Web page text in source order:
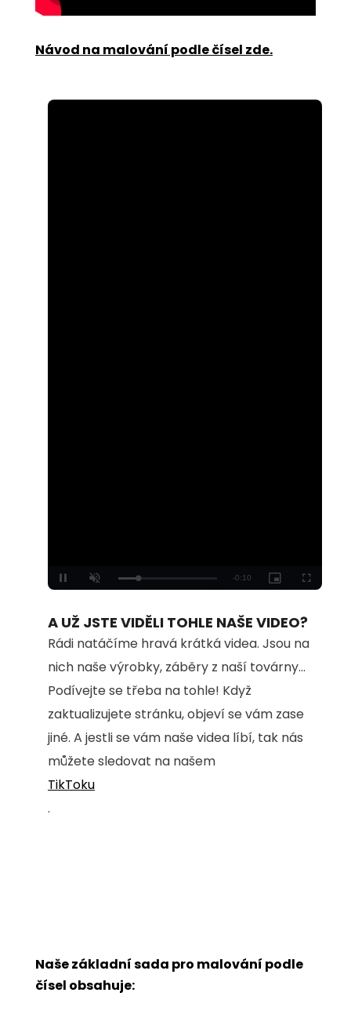
Návod na malování podle čísel zde.
Unmute Loaded:
100.00%
A UŽ JSTE VIDĚLI TOHLE NAŠE VIDEO?
Rádi natáčíme hravá krátká videa. Jsou na
nich naše výrobky, záběry z naší továrny...
Podívejte se třeba na tohle! Když
zaktualizujete stránku, objeví se vám zase
jiné. A jestli se vám naše videa líbí, tak nás
můžete sledovat na našem
TikToku
.
Naše základní sada pro malování podle
čísel obsahuje: